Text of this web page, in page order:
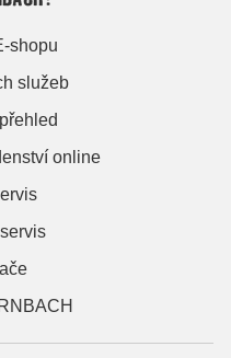
shopu
služeb
online